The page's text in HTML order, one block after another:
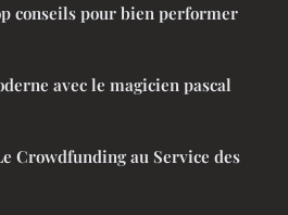
conseils pour bien performer
avec le magicien pascal
Crowdfunding au Service des